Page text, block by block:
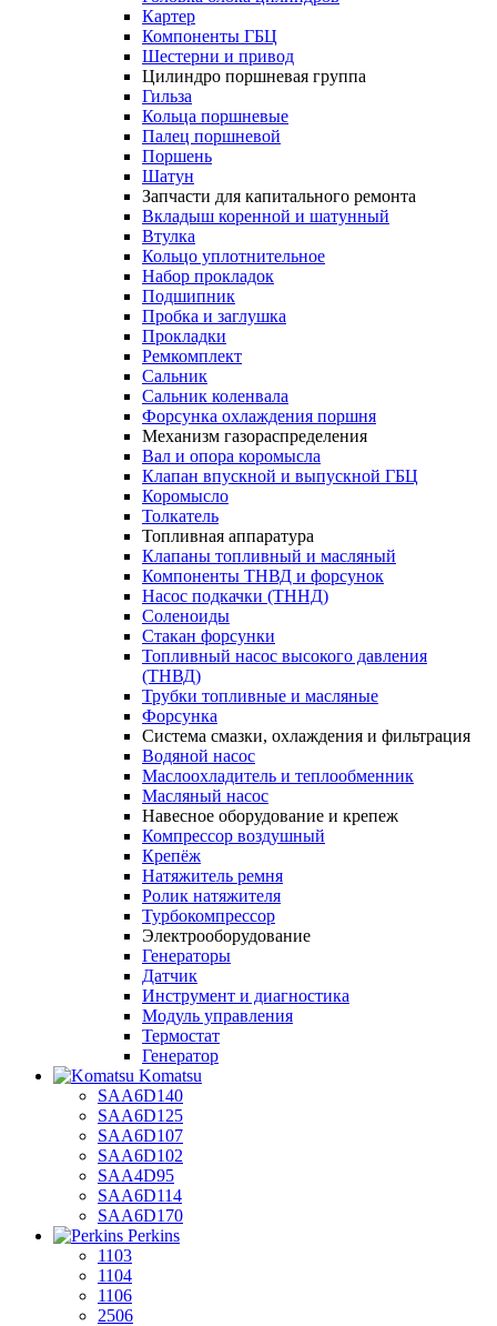
Картер
Компоненты ГБЦ
Шестерни и привод
Цилиндро поршневая группа
Гильза
Кольца поршневые
Палец поршневой
Поршень
Шатун
Запчасти для капитального ремонта
Вкладыш коренной и шатунный
Втулка
Кольцо уплотнительное
Набор прокладок
Подшипник
Пробка и заглушка
Прокладки
Ремкомплект
Сальник
Сальник коленвала
Форсунка охлаждения поршня
Механизм газораспределения
Вал и опора коромысла
Клапан впускной и выпускной ГБЦ
Коромысло
Толкатель
Топливная аппаратура
Клапаны топливный и масляный
Компоненты ТНВД и форсунок
Насос подкачки (ТННД)
Соленоиды
Стакан форсунки
Топливный насос высокого давления
(ТНВД)
Трубки топливные и масляные
Форсунка
Система смазки, охлаждения и фильтрация
Водяной насос
Маслоохладитель и теплообменник
Масляный насос
Навесное оборудование и крепеж
Компрессор воздушный
Крепёж
Натяжитель ремня
Ролик натяжителя
Турбокомпрессор
Электрооборудование
Генераторы
Датчик
Инструмент и диагностика
Модуль управления
Термостат
Генератор
Komatsu
SAA6D140
SAA6D125
SAA6D107
SAA6D102
SAA4D95
SAA6D114
SAA6D170
Perkins
1103
1104
1106
2506